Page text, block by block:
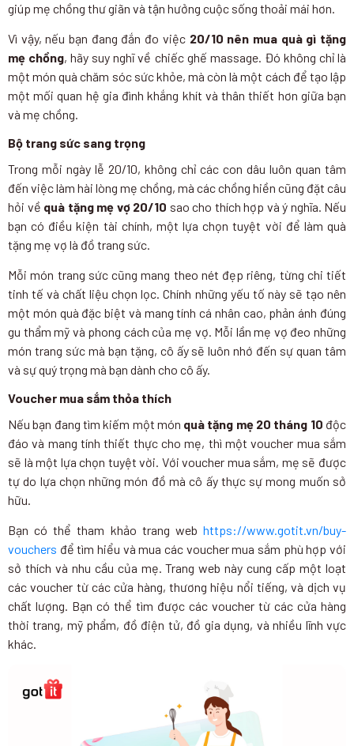
giúp mẹ chồng thư giãn và tận hưởng cuộc sống thoải mái hơn.
Vì vậy, nếu bạn đang đắn đo việc 20/10 nên mua quà gì tặng
mẹ chồng, hãy suy nghĩ về chiếc ghế massage. Đó không chỉ là
một món quà chăm sóc sức khỏe, mà còn là một cách để tạo lập
một mối quan hệ gia đình khắng khít và thân thiết hơn giữa bạn
và mẹ chồng.
Bộ trang sức sang trọng
Trong mỗi ngày lễ 20/10, không chỉ các con dâu luôn quan tâm
đến việc làm hài lòng mẹ chồng, mà các chồng hiền cũng đặt câu
hỏi về quà tặng mẹ vợ 20/10 sao cho thích hợp và ý nghĩa. Nếu
bạn có điều kiện tài chính, một lựa chọn tuyệt vời để làm quà
tặng mẹ vợ là đồ trang sức.
Mỗi món trang sức cũng mang theo nét đẹp riêng, từng chi tiết
tinh tế và chất liệu chọn lọc. Chính những yếu tố này sẽ tạo nên
một món quà đặc biệt và mang tính cá nhân cao, phản ánh đúng
gu thẩm mỹ và phong cách của mẹ vợ. Mỗi lần mẹ vợ đeo những
món trang sức mà bạn tặng, cô ấy sẽ luôn nhớ đến sự quan tâm
và sự quý trọng mà bạn dành cho cô ấy.
Voucher mua sắm thỏa thích
Nếu bạn đang tìm kiếm một món quà tặng mẹ 20 tháng 10 độc
đáo và mang tính thiết thực cho mẹ, thì một voucher mua sắm
sẽ là một lựa chọn tuyệt vời. Với voucher mua sắm, mẹ sẽ được
tự do lựa chọn những món đồ mà cô ấy thực sự mong muốn sở
hữu.
Bạn có thể tham khảo trang web https://www.gotit.vn/buy-
vouchers để tìm hiểu và mua các voucher mua sắm phù hợp với
sở thích và nhu cầu của mẹ. Trang web này cung cấp một loạt
các voucher từ các cửa hàng, thương hiệu nổi tiếng, và dịch vụ
chất lượng. Bạn có thể tìm được các voucher từ các cửa hàng
thời trang, mỹ phẩm, đồ điện tử, đồ gia dụng, và nhiều lĩnh vực
khác.